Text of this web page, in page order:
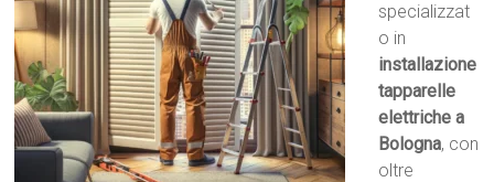
specializzat
o in
installazione
tapparelle
elettriche a
Bologna, con
oltre